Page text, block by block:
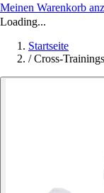
Meinen Warenkorb
Loading...
Startseite
/ Cross-